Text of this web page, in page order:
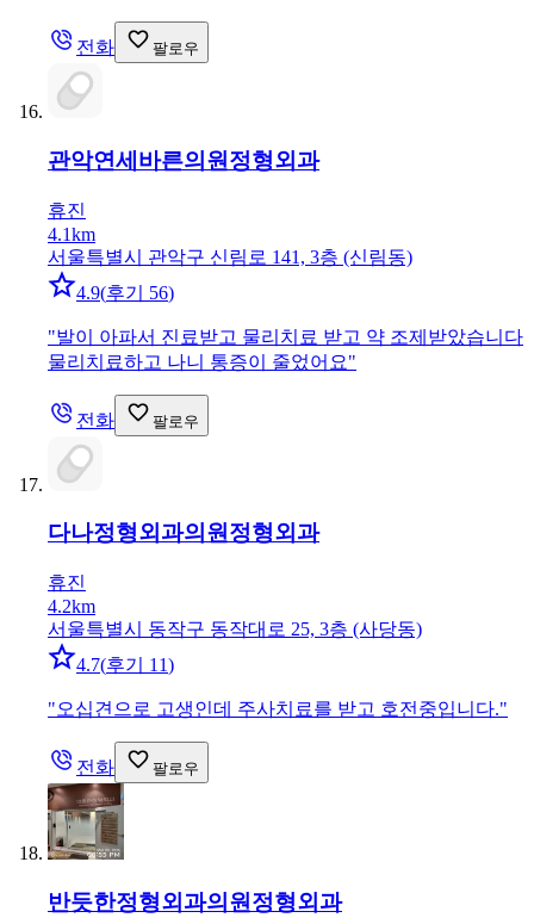
전화 팔로우
관악연세바른의원 정형외과
휴진
4.1km
서울특별시 관악구 신림로 141, 3층 (신림동)
4.9(후기 56)
"발이 아파서 진료받고 물리치료 받고 약 조제받았습니다
물리치료하고 나니 통증이 줄었어요"
전화 팔로우
다나정형외과의원정형외과
휴진
4.2km
서울특별시 동작구 동작대로 25, 3층 (사당동)
4.7(후기 11)
"오십견으로 고생인데 주사치료를 받고 호전중입니다."
전화 팔로우
반듯한정형외과의원 정형외과